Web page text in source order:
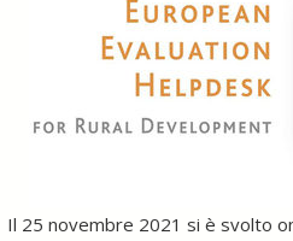
Il 25 novembre 2021 si è svolto